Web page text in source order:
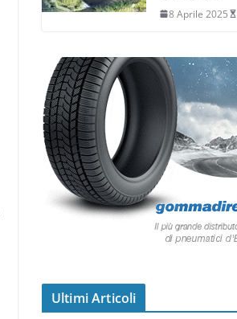
8 Aprile 2025
Ultimi Articoli